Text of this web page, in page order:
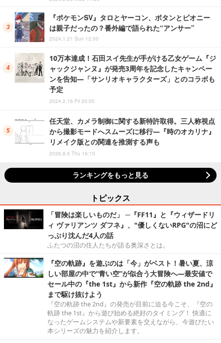
『ポケモンSV』タロとヤーコン、ボタンとピオニー
は親子だったの？番外編で語られた“アンサー”
2024.1.21 Sun 12:00
10万本達成！石田スイ先生が手がける乙女ゲーム『ジ
ャックジャンヌ』が発売3周年を記念したキャンペー
ンを告知―「サンリオキャラクターズ」とのコラボも
予定
2024.2.16 Fri 20:00
任天堂、カメラ制御に関する新特許取得。三人称視点
から撮影モードへスムーズに移行―『時のオカリナ』
リメイク版との関連を推測する声も
2026.8.6 Thu 16:10
ランキングをもっと見る
トピックス
「冒険は楽しいものだ」 ─『FF11』と『ウィザードリ
ィ ヴァリアンツ ダフネ』、"優しくないRPG"の沼にど
っぷり沈んだ4人の話
ふたつの沼の住人たちが語る奥深さとは。
『空の軌跡』を遊ぶのは「今」がベスト！暑い夏、涼
しい部屋の中で“青い空”が似合う大冒険へ―最安値で
セール中の『the 1st』から新作『空の軌跡 the 2nd』
まで駆け抜けよう
『空の軌跡 the 2nd』の発売が目前に迫る今こそ、『空の
軌跡 the 1st』から遊び始める絶好のタイミング！ 快適に
なったゲームシステムや新要素を交えながら、今遊びたい
本シリーズの魅力を紹介します。